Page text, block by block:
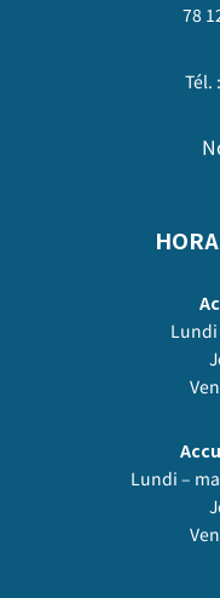
78
Tél. :
Lundi
Lundi –